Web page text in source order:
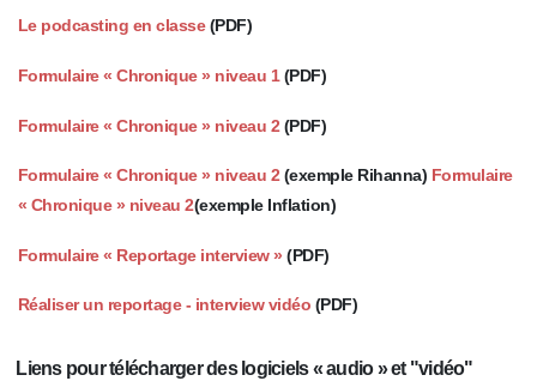
Le podcasting en classe(PDF)
Formulaire « Chronique » niveau 1(PDF)
Formulaire « Chronique » niveau 2 (PDF)
Formulaire « Chronique » niveau 2 (exemple Rihanna) Formulaire
« Chronique » niveau 2(exemple Inflation)
Formulaire « Reportage interview » (PDF)
Réaliser un reportage - interview vidéo (PDF)
Liens pour télécharger des logiciels « audio » et "vidéo"